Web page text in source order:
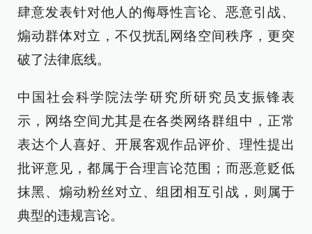
肆意发表针对他人的侮辱性言论、恶意引战、
煽动群体对立，不仅扰乱网络空间秩序，更突
破了法律底线。
中国社会科学院法学研究所研究员支振锋表
示，网络空间尤其是在各类网络群组中，正常
表达个人喜好、开展客观作品评价、理性提出
批评意见，都属于合理言论范围；而恶意贬低
抹黑、煽动粉丝对立、组团相互引战，则属于
典型的违规言论。